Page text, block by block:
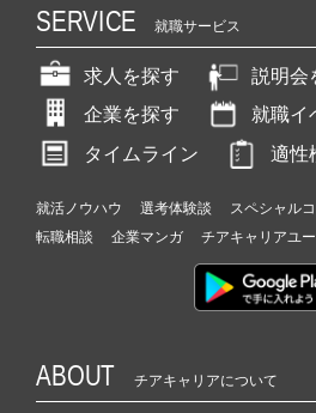
SERVICE 就職サービス
求人を探す
説明会
企業を探す
就職イ
タイムライン
適性
就活ノウハウ 選考体験談 スペシャル
転職相談
企業マンガ チアキャリアユ
ABOUT チアキャリアについて